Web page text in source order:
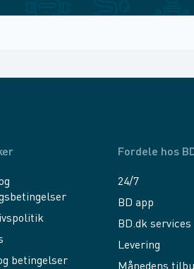
betingelser
Fordele hos
24/7
BD app
BD.dk services
Levering